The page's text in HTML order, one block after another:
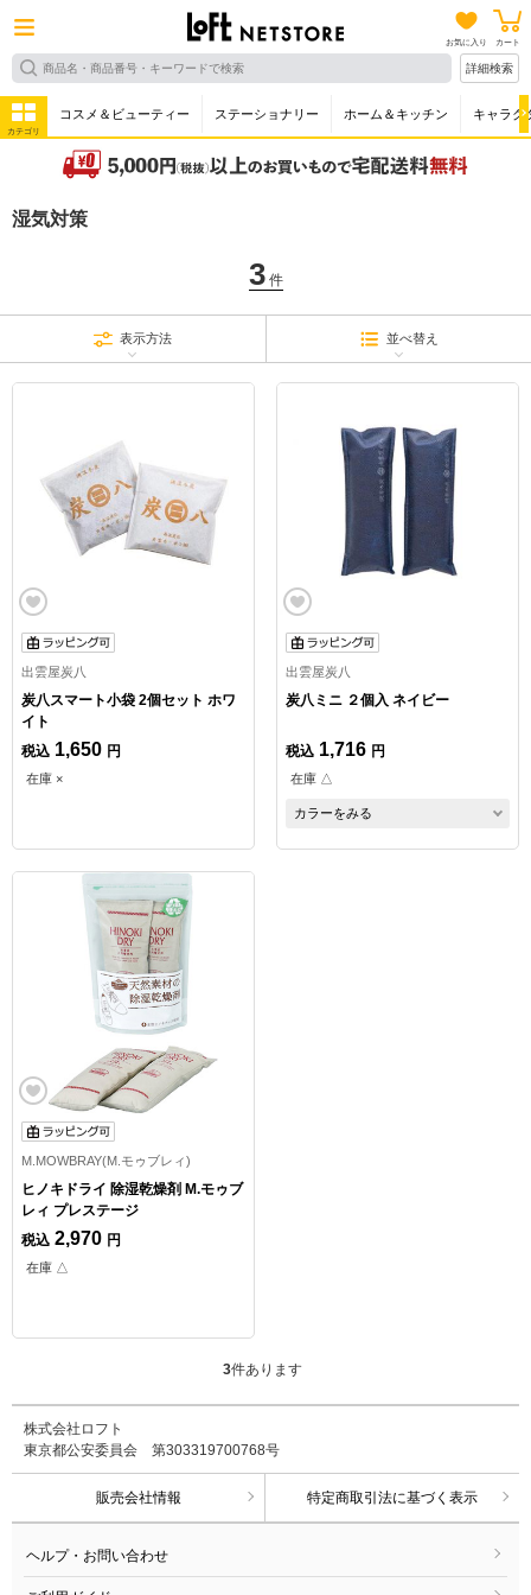
お気に入り カート
詳細検索
カテゴリ
コスメ＆ビューティー ステーショナリー ホーム＆キッチン キャラク
湿気対策
3件
表示方法 並べ替え
出雲屋炭八
炭八スマート小袋 2個セット ホワ
イト
税込 1,650 円
在庫 ×
出雲屋炭八
炭八ミニ ２個入 ネイビー
税込 1,716 円
在庫 △
カラーをみる
M.MOWBRAY(M.モゥブレィ)
ヒノキドライ 除湿乾燥剤 M.モゥブ
レィ プレステージ
税込 2,970 円
在庫 △
3件あります
株式会社ロフト
東京都公安委員会 第303319700768号
販売会社情報 特定商取引法に基づく表示
ヘルプ・お問い合わせ